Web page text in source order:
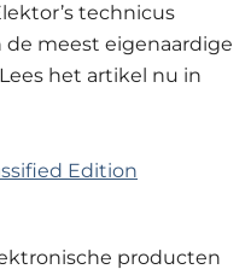
technicus
de meest eigenaardige
het artikel nu in
producten